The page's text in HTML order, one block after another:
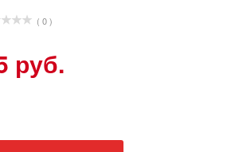
( 0 )
руб.